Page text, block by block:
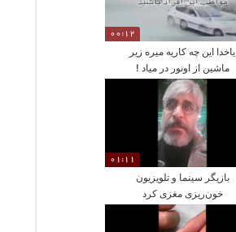
00:12
یاخدا این چه کاریه میره زیر
ماشین از اونور در میاد !
01:11
بازیگر سینما و تلویزیون
خون‌ریزی مغزی کرد